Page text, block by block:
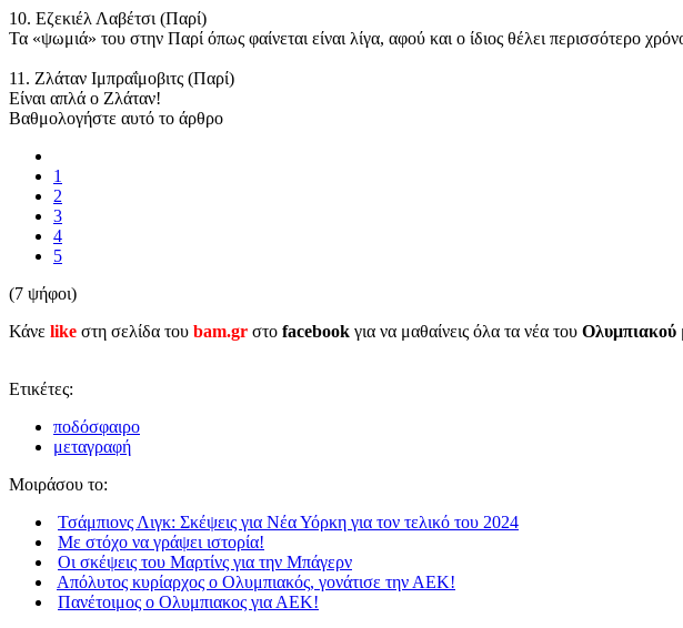
10. Εζεκιέλ Λαβέτσι (Παρί)
Τα «ψωμιά» του στην Παρί όπως φαίνεται είναι λίγα, αφού και ο ίδιος θέλει περισσότερο
11. Ζλάταν Ιμπραΐμοβιτς (Παρί)
Είναι απλά ο Ζλάταν!
Βαθμολογήστε αυτό το άρθρο
1
2
3
4
5
(7 ψήφοι)
Κάνε like στη σελίδα του bam.gr στο facebook για να μαθαίνεις όλα τα νέα του Ολυμπιακού
Ετικέτες:
ποδόσφαιρο
μεταγραφή
Μοιράσου το:
Τσάμπιονς Λιγκ: Σκέψεις για Νέα Υόρκη για τον τελικό του 2024
Με στόχο να γράψει ιστορία!
Οι σκέψεις του Μαρτίνς για την Μπάγερν
Απόλυτος κυρίαρχος ο Ολυμπιακός, γονάτισε την ΑΕΚ!
Πανέτοιμος ο Oλυμπιακος για ΑΕΚ!